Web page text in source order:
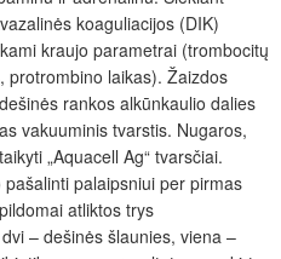
koaguliacijos (DIK)
kraujo parametrai (trombocitų
protrombino laikas). Žaizdos
rankos alkūnkaulio dalies
vakuuminis tvarstis. Nugaros,
„Aquacell Ag“ tvarsčiai.
palaipsniui per pirmas
atliktos trys
– dešinės šlaunies, viena –